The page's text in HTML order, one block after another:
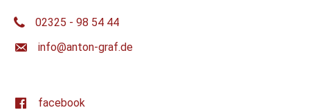
02325 - 98 54 44
ed.farg-notna@ofni
facebook